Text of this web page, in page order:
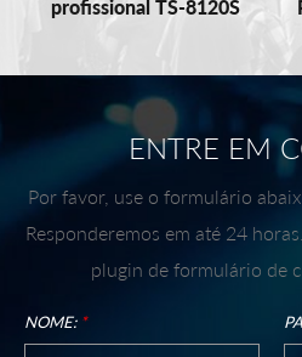
profissional TS-8120S
ENTRE EM
Por favor, use o formulário
Responderemos em até 24
plugin de formulário de
NOME: *